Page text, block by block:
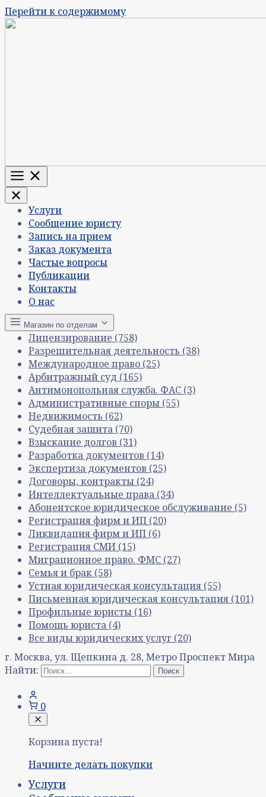
Перейти к содержимому
Меню
Услуги
Сообщение юристу
Запись на прием
Заказ документа
Частые вопросы
Публикации
Контакты
О нас
Магазин по отделам
Лицензирование (758)
Разрешительная деятельность (38)
Международное право (25)
Арбитражный суд (165)
Антимонопольная служба. ФАС (3)
Административные споры (55)
Недвижимость (62)
Судебная защита (70)
Взыскание долгов (31)
Разработка документов (14)
Экспертиза документов (25)
Договоры, контракты (24)
Интеллектуальные права (34)
Абонентское юридическое обслуживание (5)
Регистрация фирм и ИП (20)
Ликвидация фирм и ИП (6)
Регистрация СМИ (15)
Миграционное право. ФМС (27)
Семья и брак (58)
Устная юридическая консультация (55)
Письменная юридическая консультация (101)
Профильные юристы (16)
Помощь юриста (4)
Все виды юридических услуг (20)
г. Москва, ул. Щепкина д. 28, Метро Проспект Мира
Найти:
0
Корзина пуста!
Начните делать покупки
Услуги